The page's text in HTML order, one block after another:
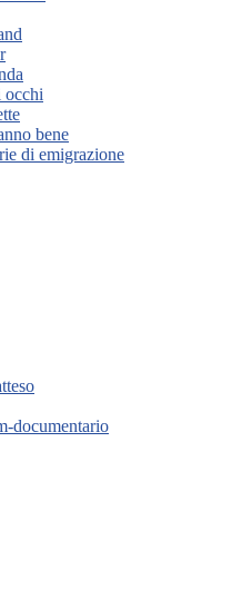
occhi
bene
di emigrazione
documentario